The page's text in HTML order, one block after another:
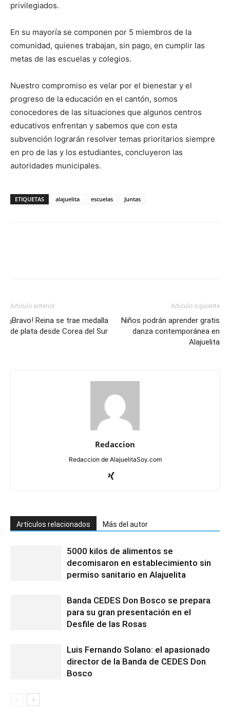
privilegiados.
En su mayoría se componen por 5 miembros de la
comunidad, quienes trabajan, sin pago, en cumplir las
metas de las escuelas y colegios.
Nuestro compromiso es velar por el bienestar y el
progreso de la educación en el cantón, somos
conocedores de las situaciones que algunos centros
educativos enfrentan y sabemos que con esta
subvención lograrán resolver temas prioritarios siempre
en pro de las y los estudiantes, concluyeron las
autoridades municipales.
ETIQUETAS alajuelita escuelas Juntas
Artículo anterior
¡Bravo! Reina se trae medalla
de plata desde Corea del Sur
Artículo siguiente
Niños podrán aprender gratis
danza contemporánea en
Alajuelita
Redaccion
Redaccion de AlajuelitaSoy.com
Artículos relacionados Más del autor
5000 kilos de alimentos se
decomisaron en establecimiento sin
permiso sanitario en Alajuelita
Banda CEDES Don Bosco se prepara
para su gran presentación en el
Desfile de las Rosas
Luis Fernando Solano: el apasionado
director de la Banda de CEDES Don
Bosco